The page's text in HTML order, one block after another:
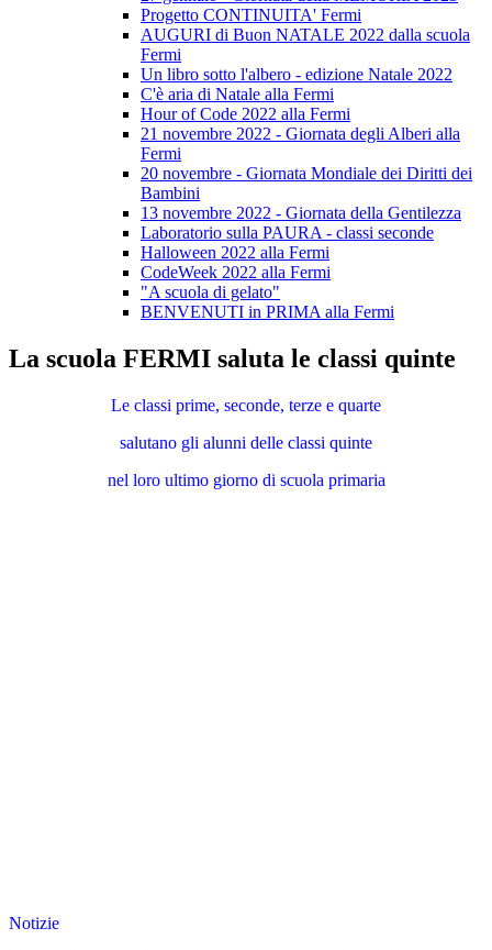
Progetto CONTINUITA' Fermi
AUGURI di Buon NATALE 2022 dalla scuola
Fermi
Un libro sotto l'albero - edizione Natale 2022
C'è aria di Natale alla Fermi
Hour of Code 2022 alla Fermi
21 novembre 2022 - Giornata degli Alberi alla
Fermi
20 novembre - Giornata Mondiale dei Diritti dei
Bambini
13 novembre 2022 - Giornata della Gentilezza
Laboratorio sulla PAURA - classi seconde
Halloween 2022 alla Fermi
CodeWeek 2022 alla Fermi
"A scuola di gelato"
BENVENUTI in PRIMA alla Fermi
La scuola FERMI saluta le classi quinte
Le classi prime, seconde, terze e quarte
salutano gli alunni delle classi quinte
nel loro ultimo giorno di scuola primaria
Notizie